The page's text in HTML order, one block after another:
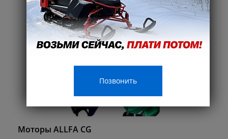
Моторы ALLFA CG
Позвонить